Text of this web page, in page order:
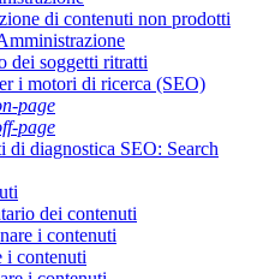
di contenuti non prodotti
dei soggetti ritratti
i motori di ricerca (SEO)
page
page
di diagnostica SEO: Search
dei contenuti
i contenuti
i contenuti